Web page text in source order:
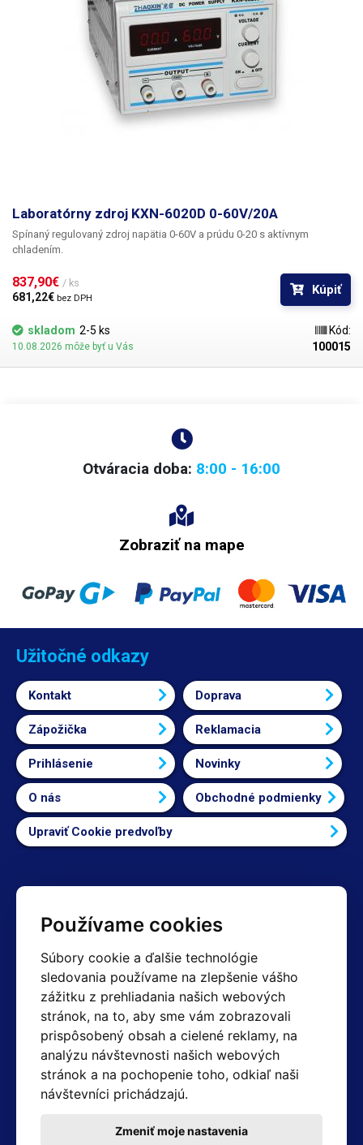
Používame cookies
Súbory cookie a ďalšie technológie
sledovania používame na zlepšenie vášho
zážitku z prehliadania našich webových
stránok, na to, aby sme vám zobrazovali
prispôsobený obsah a cielené reklamy, na
analýzu návštevnosti našich webových
stránok a na pochopenie toho, odkiaľ naši
návštevníci prichádzajú.
Zmeniť moje nastavenia
Laboratórny zdroj KXN-6020D 0-60V/20A
Spínaný regulovaný zdroj napätia 0-60V a prúdu 0-20 s aktívnym
chladením.
837,90€ / ks
681,22€ bez DPH
Kúpiť
skladom 2-5 ks
10.08.2026 môže byť u Vás
Kód:
100015
Otváracia doba: 8:00 - 16:00
Zobraziť na mape
Užitočné odkazy
Kontakt Doprava
Zápožička Reklamacia
Prihlásenie Novinky
O nás Obchodné podmienky
Upraviť Cookie predvoľby
Kontakty
+420 603 357 606 +420 605 234 204
info@hotair.cz
Fakturačné a expedičné oddelenie
+420 605 259 759 (Po–Pia: 7:30 – 15:00)
Technické oddelenie
+420 603 355 085 (Po–Pia: 8:00 – 16:00)
servis@hotair.cz
Výdaj tovaru (Ostrava): Po-Pia: 8:00 - 16:00
Platba len v hotovosti